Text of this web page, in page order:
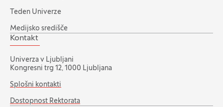
Teden Univerze
Medijsko središče
Kontakt
Univerza v Ljubljani
Kongresni trg 12, 1000 Ljubljana
Splošni kontakti
Dostopnost Rektorata